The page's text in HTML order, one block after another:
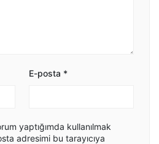
E-posta *
yaptığımda kullanılmak
adresimi bu tarayıcıya